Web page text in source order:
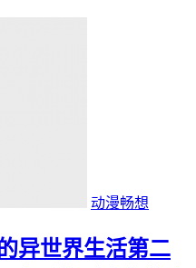
动漫畅想
异世界生活第二